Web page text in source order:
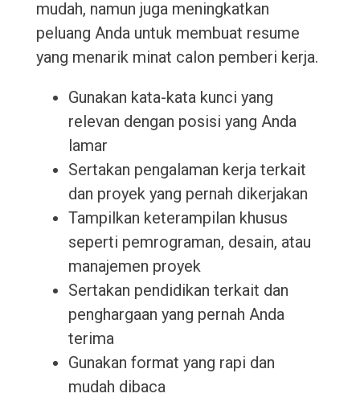
mudah, namun juga meningkatkan
peluang Anda untuk membuat resume
yang menarik minat calon pemberi kerja.
Gunakan kata-kata kunci yang
relevan dengan posisi yang Anda
lamar
Sertakan pengalaman kerja terkait
dan proyek yang pernah dikerjakan
Tampilkan keterampilan khusus
seperti pemrograman, desain, atau
manajemen proyek
Sertakan pendidikan terkait dan
penghargaan yang pernah Anda
terima
Gunakan format yang rapi dan
mudah dibaca